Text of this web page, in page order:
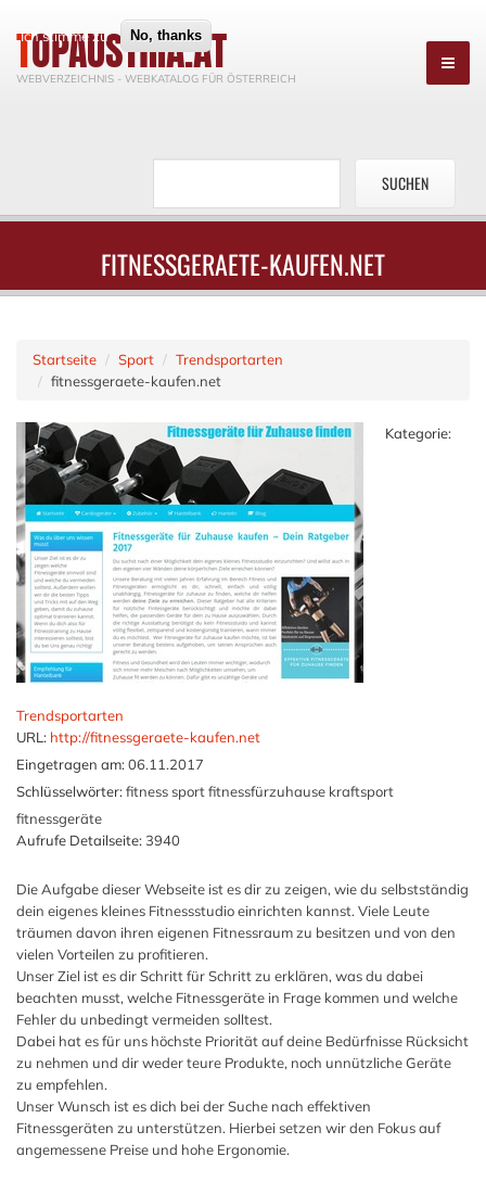
Ich stimme zu No, thanks
TOPAUSTRIA.AT
WEBVERZEICHNIS - WEBKATALOG FÜR ÖSTERREICH
FITNESSGERAETE-KAUFEN.NET
Startseite Sport
Trendsportarten
fitnessgeraete-kaufen.net
Kategorie:
Trendsportarten
URL: http://fitnessgeraete-kaufen.net
Eingetragen am: 06.11.2017
Schlüsselwörter: fitness sport fitnessfürzuhause kraftsport
fitnessgeräte
Aufrufe Detailseite: 3940
Die Aufgabe dieser Webseite ist es dir zu zeigen, wie du selbstständig
dein eigenes kleines Fitnessstudio einrichten kannst. Viele Leute
träumen davon ihren eigenen Fitnessraum zu besitzen und von den
vielen Vorteilen zu profitieren.
Unser Ziel ist es dir Schritt für Schritt zu erklären, was du dabei
beachten musst, welche Fitnessgeräte in Frage kommen und welche
Fehler du unbedingt vermeiden solltest.
Dabei hat es für uns höchste Priorität auf deine Bedürfnisse Rücksicht
zu nehmen und dir weder teure Produkte, noch unnützliche Geräte
zu empfehlen.
Unser Wunsch ist es dich bei der Suche nach effektiven
Fitnessgeräten zu unterstützen. Hierbei setzen wir den Fokus auf
angemessene Preise und hohe Ergonomie.